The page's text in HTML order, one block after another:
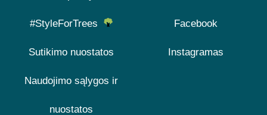
#StyleForTrees
Sutikimo nuostatos
Naudojimo sąlygos ir
nuostatos
Facebook
Instagramas